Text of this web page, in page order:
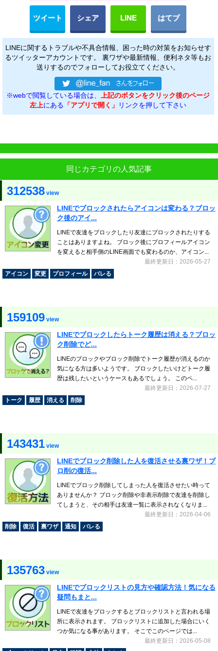
ツイート シェア LINE はてブ
LINEに関するトラブルや不具合情報、困った時の対策をお知らせす
るツイッターアカウントです。 裏ワザや最新情報、便利ネタ等もお
送りするのでフォローしてお役立てください。
※webで閲覧している場合は、
上記のボタンをクリック後のページ
左上にある 「アプリで開く」 リンクを押して下さい
同じカテゴリの人気記事
312538 view
LINEでブロックされたらアイコンは変わる？ブロッ
ク後のアイ...
LINEで友達をブロックしたり友達にブロックされたりする
ことはありますよね。 ブロック後にプロフィールアイコン
を変えると相手側のLINE画面でも変わるのか、アイコン...
最終更新日：2026-05-27
アイコン
変更 プロフィール バレる
159109 view
LINEでブロックしたらトーク履歴は消える？ブロッ
ク削除でど...
LINEのブロックやブロック削除でトーク履歴が消えるのか
気になる方は多いようです。 ブロックしたいけどトーク履
歴は残したいというケースもあるでしょう。 このペ...
最終更新日：2026-07-27
トーク
履歴 消える 削除
143431 view
LINEでブロック削除した人を復活させる裏ワザ！ブ
ロ削の復活...
LINEでブロック削除してしまった人を復活させたい時って
ありませんか？ ブロック削除や非表示削除で友達を削除し
てしまうと、その相手は友達一覧に表示されなくなりま...
最終更新日：2026-04-06
削除
復活 裏ワザ 通知 バレる
135763 view
LINEでブロックリストの見方や確認方法！気になる
疑問もまと...
LINEで友達をブロックするとブロックリストと言われる場
所に表示されます。 ブロックリストに追加した場合にいく
つか気になる事があります。 そこでこのページでは...
最終更新日：2026-05-08